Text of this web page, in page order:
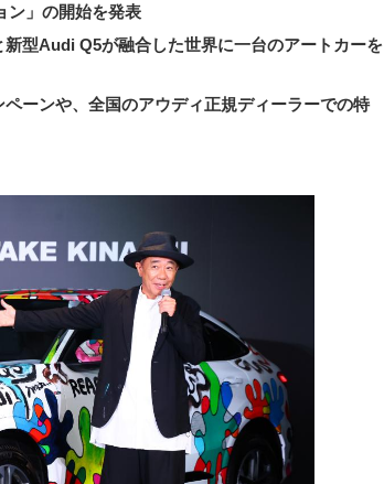
ン」の開始を発表
型Audi Q5が融合した世界に一台のアートカーを
ーンや、全国のアウディ正規ディーラーでの特